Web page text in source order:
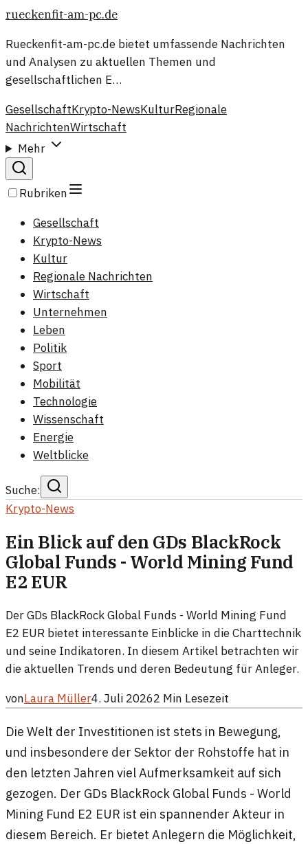
rueckenfit-am-pc.de
Rueckenfit-am-pc.de bietet umfassende Nachrichten
und Analysen zu aktuellen Themen und
gesellschaftlichen E…
GesellschaftKrypto-NewsKulturRegionale
NachrichtenWirtschaft
Mehr
Rubriken
Gesellschaft
Krypto-News
Kultur
Regionale Nachrichten
Wirtschaft
Unternehmen
Leben
Politik
Sport
Mobilität
Technologie
Wissenschaft
Energie
Weltblicke
Suche:
Krypto-News
Ein Blick auf den GDs BlackRock
Global Funds - World Mining Fund
E2 EUR
Der GDs BlackRock Global Funds - World Mining Fund
E2 EUR bietet interessante Einblicke in die Charttechnik
und seine Indikatoren. In diesem Artikel betrachten wir
die aktuellen Trends und deren Bedeutung für Anleger.
vonLaura Müller4. Juli 20262 Min Lesezeit
Die Welt der Investitionen ist stets in Bewegung,
und insbesondere der Sektor der Rohstoffe hat in
den letzten Jahren viel Aufmerksamkeit auf sich
gezogen. Der GDs BlackRock Global Funds - World
Mining Fund E2 EUR ist ein spannender Akteur in
diesem Bereich. Er bietet Anlegern die Möglichkeit,